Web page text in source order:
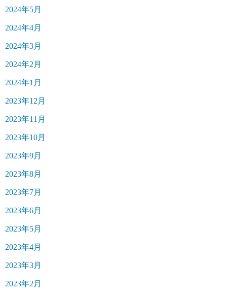
2024年5月
2024年4月
2024年3月
2024年2月
2024年1月
2023年12月
2023年11月
2023年10月
2023年9月
2023年8月
2023年7月
2023年6月
2023年5月
2023年4月
2023年3月
2023年2月